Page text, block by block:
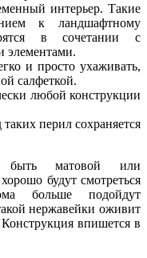
интерьер. Такие
к ландшафтному
в сочетании с
элементами.
и просто ухаживать,
салфеткой.
любой конструкции
перил сохраняется
быть матовой или
будут смотреться
больше подойдут
нержавейки оживит
впишется в